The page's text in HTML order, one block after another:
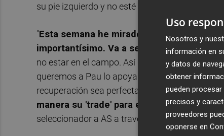
su pie izquierdo y no esté pudiendo ayudar a
"Esta semana he mirado a Pau más como
importantísimo. Va a ser una baja
no estar en el campo. Así que creo que su
queremos a Pau lo apoyamos y sabemos que
recuperación sea perfecta. Pau no sólo quería
manera su 'trade' para estar en
seleccionador a AS a través de una
Uso
Nosotros y
información en
y datos de
obtener
pueden
precisos y
proveedores
oponerse en